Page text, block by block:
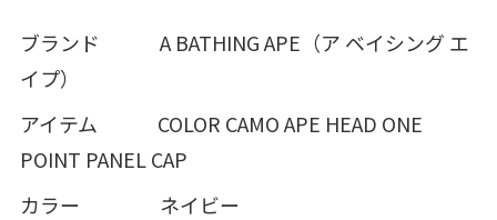
ブランド A BATHING APE（ア ベイシング エ
イプ）
アイテム COLOR CAMO APE HEAD ONE
POINT PANEL CAP
カラー ネイビー